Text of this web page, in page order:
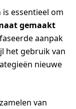
essentieel om
gemaakt
aanpak
het gebruik van
nieuwe
van